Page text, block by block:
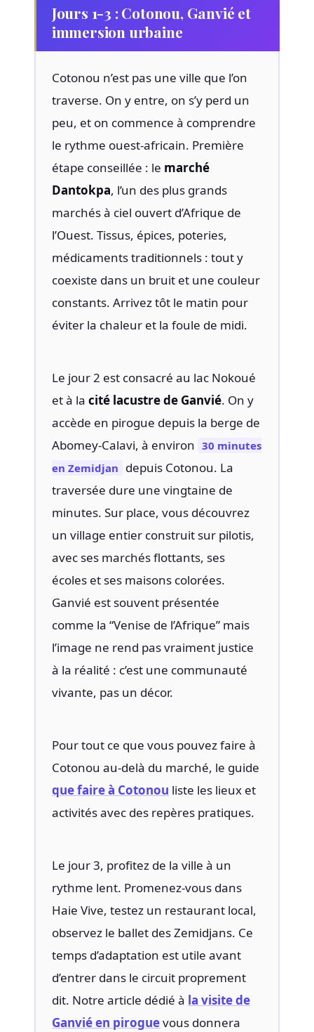
Jours 1-3 : Cotonou, Ganvié et
immersion urbaine
Cotonou n’est pas une ville que l’on
traverse. On y entre, on s’y perd un
peu, et on commence à comprendre
le rythme ouest-africain. Première
étape conseillée : le marché
Dantokpa, l’un des plus grands
marchés à ciel ouvert d’Afrique de
l’Ouest. Tissus, épices, poteries,
médicaments traditionnels : tout y
coexiste dans un bruit et une couleur
constants. Arrivez tôt le matin pour
éviter la chaleur et la foule de midi.
Le jour 2 est consacré au lac Nokoué
et à lacité lacustre de Ganvié. On y
accède en pirogue depuis la berge de
Abomey-Calavi, à environ 30 minutes
en Zemidjan depuis Cotonou. La
traversée dure une vingtaine de
minutes. Sur place, vous découvrez
un village entier construit sur pilotis,
avec ses marchés flottants, ses
écoles et ses maisons colorées.
Ganvié est souvent présentée
comme la “Venise de l’Afrique” mais
l’image ne rend pas vraiment justice
à la réalité : c’est une communauté
vivante, pas un décor.
Pour tout ce que vous pouvez faire à
Cotonou au-delà du marché, le guide
que faire à Cotonou liste les lieux et
activités avec des repères pratiques.
Le jour 3, profitez de la ville à un
rythme lent. Promenez-vous dans
Haie Vive, testez un restaurant local,
observez le ballet des Zemidjans. Ce
temps d’adaptation est utile avant
d’entrer dans le circuit proprement
dit. Notre article dédié à la visite de
Ganvié en piroguevous donnera